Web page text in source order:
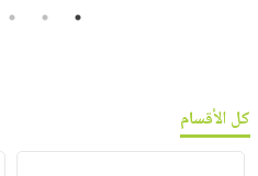
1
2
3
كل الأقسام